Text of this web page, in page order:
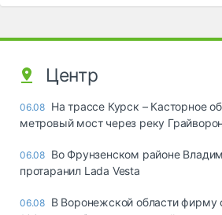
Центр
06.08 На трассе Курск – Касторное
метровый мост через реку
06.08 Во Фрунзенском районе
протаранил Lada Vesta
06.08 В Воронежской области фирму